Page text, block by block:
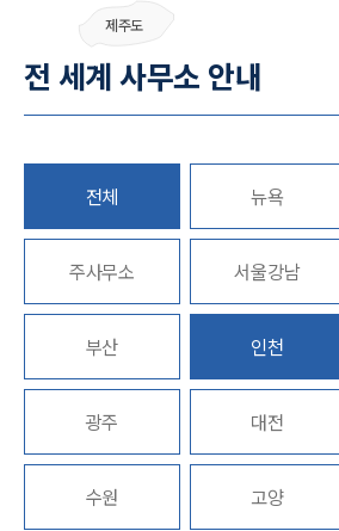
대륜의 강점
기업 의뢰인
오시는 길
고객의 소리
통합검색
업무사례
주요 업무사례
사례분석/최신동향
법률정보
법률지식인
고객후기
업무분야
제주도
전 세계 사무소 안내
전체 뉴욕
주사무소 서울강남
부산 인천
광주 대전
수원 고양